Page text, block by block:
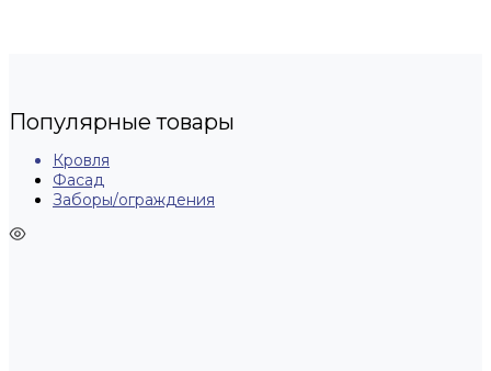
Популярные товары
Кровля
Фасад
Заборы/ограждения